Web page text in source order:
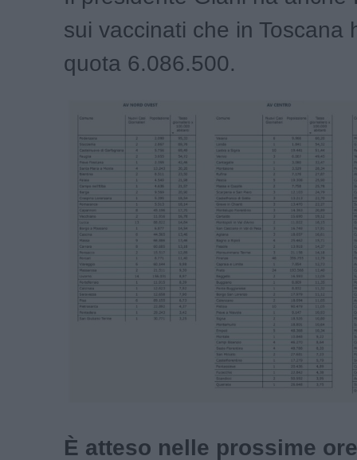
sui vaccinati che in Toscana
quota 6.086.500.
È atteso nelle prossime